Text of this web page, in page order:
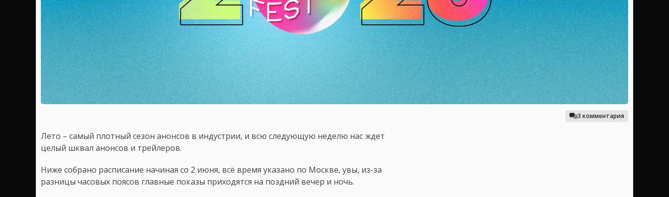
3 комментария
Лето – самый плотный сезон анонсов в индустрии, и всю следующую неделю нас ждет
целый шквал анонсов и трейлеров.
Ниже собрано расписание начиная со 2 июня, всё время указано по Москве, увы, из-за
разницы часовых поясов главные показы приходятся на поздний вечер и ночь.